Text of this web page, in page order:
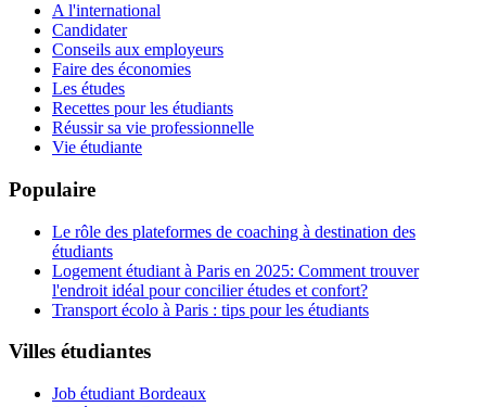
A l'international
Candidater
Conseils aux employeurs
Faire des économies
Les études
Recettes pour les étudiants
Réussir sa vie professionnelle
Vie étudiante
Populaire
Le rôle des plateformes de coaching à destination des
étudiants
Logement étudiant à Paris en 2025: Comment trouver
l'endroit idéal pour concilier études et confort?
Transport écolo à Paris : tips pour les étudiants
Villes étudiantes
Job étudiant Bordeaux